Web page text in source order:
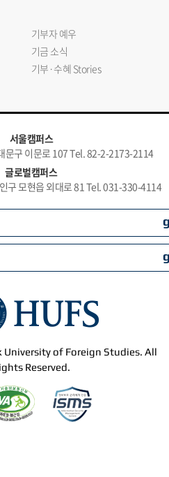
기부자 예우
기금 소식
기부·수혜 Stories
서울캠퍼스
문구 이문로 107 Tel. 82-2-2173-2114
글로벌캠퍼스
구 모현읍 외대로 81 Tel. 031-330-4114
of Foreign Studies. All
Reserved.